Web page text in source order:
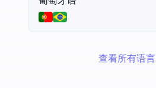
查看所有语言